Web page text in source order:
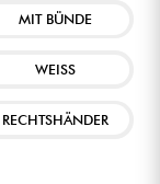
MIT BÜNDE
WEISS
RECHTSHÄNDER